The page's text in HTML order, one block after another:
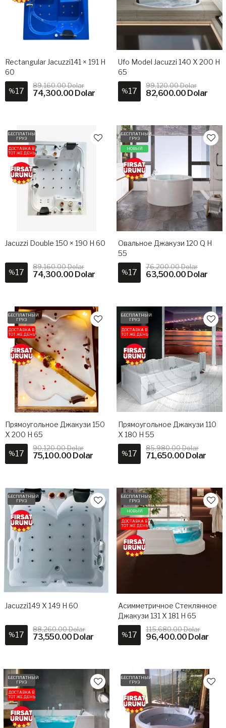
Rectangular Jacuzzi141 × 191 H
60
%17
89,160.00 Dolar
74,300.00 Dolar
Ufo Model Jacuzzi 140 X 200 H
65
%17
99,120.00 Dolar
82,600.00 Dolar
БЕСПЛАТНЫЙ
ГРУЗ
ДОСТАВКА В
ТОТ ЖЕ ДЕНЬ
Jacuzzi Double 150 × 190 H 60
%17
89,160.00 Dolar
74,300.00 Dolar
БЕСПЛАТНЫЙ
ГРУЗ
НОВЫЙ
Овальное Джакузи 120 Q H
55
%17
76,200.00 Dolar
63,500.00 Dolar
БЕСПЛАТНЫЙ
ГРУЗ
ДОСТАВКА В
ТОТ ЖЕ ДЕНЬ
Прямоугольное Джакузи 150
X 200 H 65
%17
90,120.00 Dolar
75,100.00 Dolar
БЕСПЛАТНЫЙ
ГРУЗ
ДОСТАВКА В
ТОТ ЖЕ ДЕНЬ
Прямоугольное Джакузи 110
X 180 H 55
%17
85,980.00 Dolar
71,650.00 Dolar
БЕСПЛАТНЫЙ
ГРУЗ
Jacuzzi149 X 149 H 60
%17
88,260.00 Dolar
73,550.00 Dolar
БЕСПЛАТНЫЙ
ГРУЗ
НОВЫЙ
ДОСТАВКА В
ТОТ ЖЕ ДЕНЬ
Асимметричное Стеклянное
Джакузи 131 X 181 H 65
%17
115,680.00 Dolar
96,400.00 Dolar
БЕСПЛАТНЫЙ
ГРУЗ
ДОСТАВКА В
ТОТ ЖЕ ДЕНЬ
БЕСПЛАТНЫЙ
ГРУЗ